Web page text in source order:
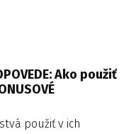
Ako použiť
použiť v ich